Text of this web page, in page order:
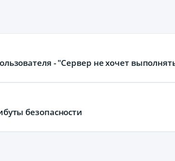
- "Сервер не хочет
безопасности